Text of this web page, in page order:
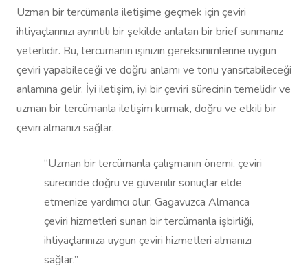
Uzman bir tercümanla iletişime geçmek için çeviri
ihtiyaçlarınızı ayrıntılı bir şekilde anlatan bir brief sunmanız
yeterlidir. Bu, tercümanın işinizin gereksinimlerine uygun
çeviri yapabileceği ve doğru anlamı ve tonu yansıtabileceği
anlamına gelir. İyi iletişim, iyi bir çeviri sürecinin temelidir ve
uzman bir tercümanla iletişim kurmak, doğru ve etkili bir
çeviri almanızı sağlar.
“Uzman bir tercümanla çalışmanın önemi, çeviri
sürecinde doğru ve güvenilir sonuçlar elde
etmenize yardımcı olur. Gagavuzca Almanca
çeviri hizmetleri sunan bir tercümanla işbirliği,
ihtiyaçlarınıza uygun çeviri hizmetleri almanızı
sağlar.”